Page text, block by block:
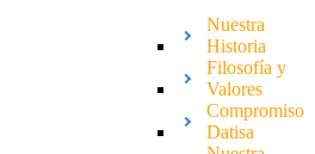
Nuestra
Historia
Filosofía y
Valores
Compromiso
Datisa